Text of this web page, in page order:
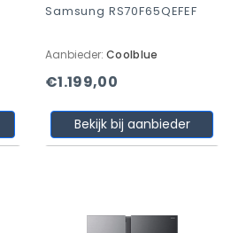
Samsung RS70F65QEFEF
Aanbieder: Coolblue
€1.199,00
Bekijk bij aanbieder